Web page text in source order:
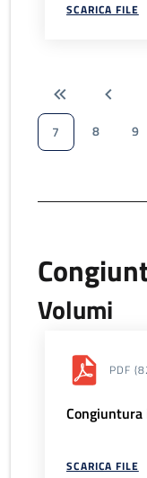
SCARICA FILE
7
8 9
Volumi
PDF
SCARICA FILE